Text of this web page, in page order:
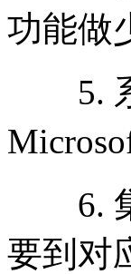
功能做
5. 系
6. 集
要到对